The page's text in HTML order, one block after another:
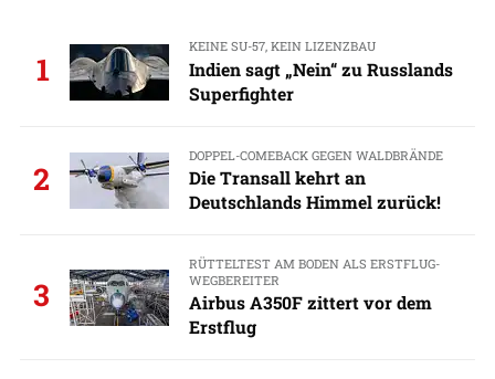
1
KEINE SU-57, KEIN LIZENZBAU
Indien sagt „Nein“ zu Russlands
Superfighter
2
DOPPEL-COMEBACK GEGEN WALDBRÄNDE
Die Transall kehrt an
Deutschlands Himmel zurück!
3
RÜTTELTEST AM BODEN ALS ERSTFLUG-
WEGBEREITER
Airbus A350F zittert vor dem
Erstflug